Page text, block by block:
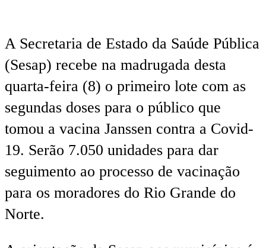
A Secretaria de Estado da Saúde Pública
(Sesap) recebe na madrugada desta
quarta-feira (8) o primeiro lote com as
segundas doses para o público que
tomou a vacina Janssen contra a Covid-
19. Serão 7.050 unidades para dar
seguimento ao processo de vacinação
para os moradores do Rio Grande do
Norte.